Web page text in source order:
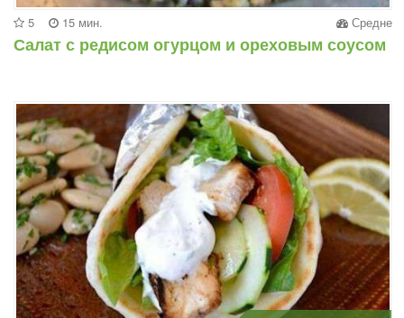
5 15 мин. Средне
Салат с редисом огурцом и ореховым соусом